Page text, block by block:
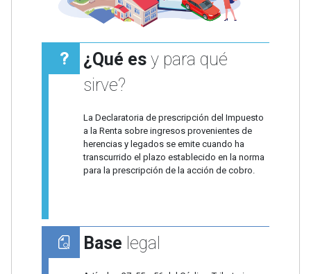
¿Qué esy para qué
sirve?
La Declaratoria de prescripción del Impuesto
a la Renta sobre ingresos provenientes de
herencias y legados se emite cuando ha
transcurrido el plazo establecido en la norma
para la prescripción de la acción de cobro.
Base legal